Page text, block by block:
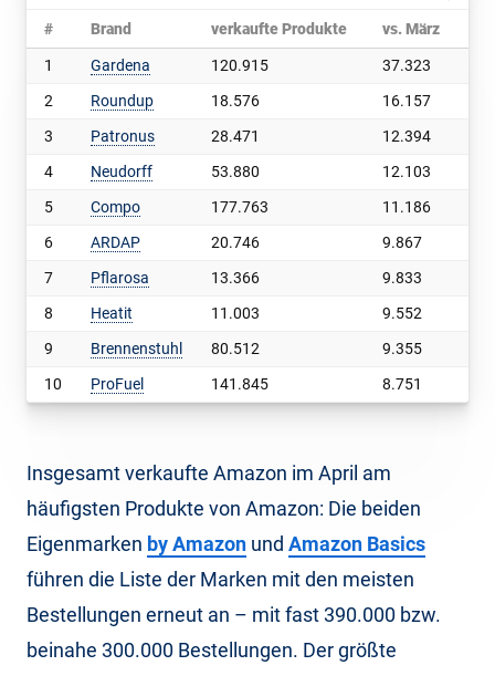
# Brand verkaufte Produkte vs. März
1 Gardena 120.915 37.323
2
Roundup 18.576 16.157
3
Patronus 28.471 12.394
4
Neudorff 53.880 12.103
5
Compo 177.763 11.186
6
ARDAP 20.746 9.867
7
Pflarosa 13.366 9.833
8
Heatit 11.003 9.552
9
Brennenstuhl 80.512 9.355
10
ProFuel 141.845 8.751
Insgesamt verkaufte Amazon im April am
häufigsten Produkte von Amazon: Die beiden
Eigenmarken by Amazon und Amazon Basics
führen die Liste der Marken mit den meisten
Bestellungen erneut an – mit fast 390.000 bzw.
beinahe 300.000 Bestellungen. Der größte